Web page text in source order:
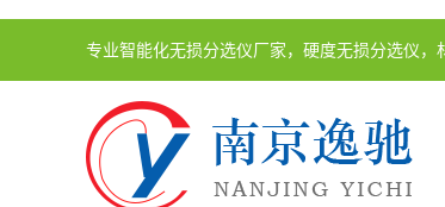
专业智能化无损分选仪厂家，硬度无损分选仪